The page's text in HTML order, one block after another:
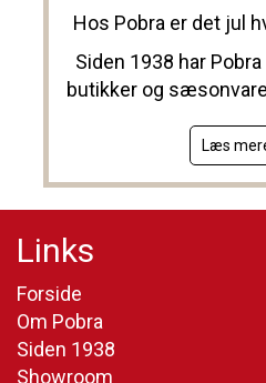
Hos Pobra er det jul
Siden 1938 har
butikker og
Læs
Links
Forside
Om Pobra
Siden 1938
Showroom